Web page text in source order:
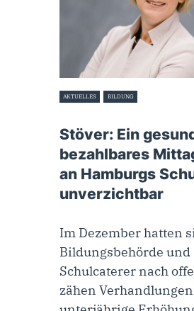
AKTUELLES BILDUNG
Stöver: Ein
bezahlbares
an Hamburgs
unverzichtbar
Im Dezember hatten
Bildungsbehörde und
Schulcaterer nach
zähen